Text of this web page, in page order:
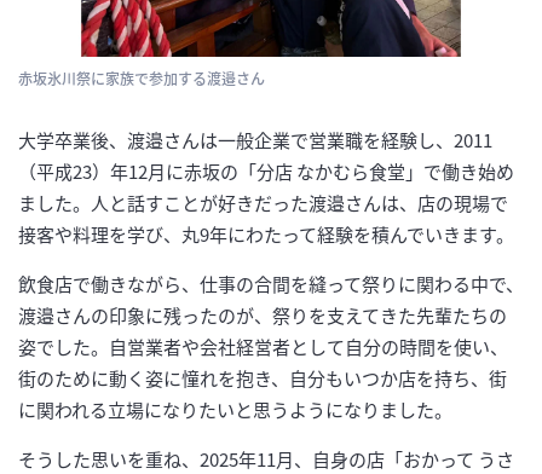
赤坂氷川祭に家族で参加する渡邉さん
大学卒業後、渡邉さんは一般企業で営業職を経験し、2011
（平成23）年12月に赤坂の「分店 なかむら食堂」で働き始め
ました。人と話すことが好きだった渡邉さんは、店の現場で
接客や料理を学び、丸9年にわたって経験を積んでいきます。
飲食店で働きながら、仕事の合間を縫って祭りに関わる中で、
渡邉さんの印象に残ったのが、祭りを支えてきた先輩たちの
姿でした。自営業者や会社経営者として自分の時間を使い、
街のために動く姿に憧れを抱き、自分もいつか店を持ち、街
に関われる立場になりたいと思うようになりました。
そうした思いを重ね、2025年11月、自身の店「おかって うさ